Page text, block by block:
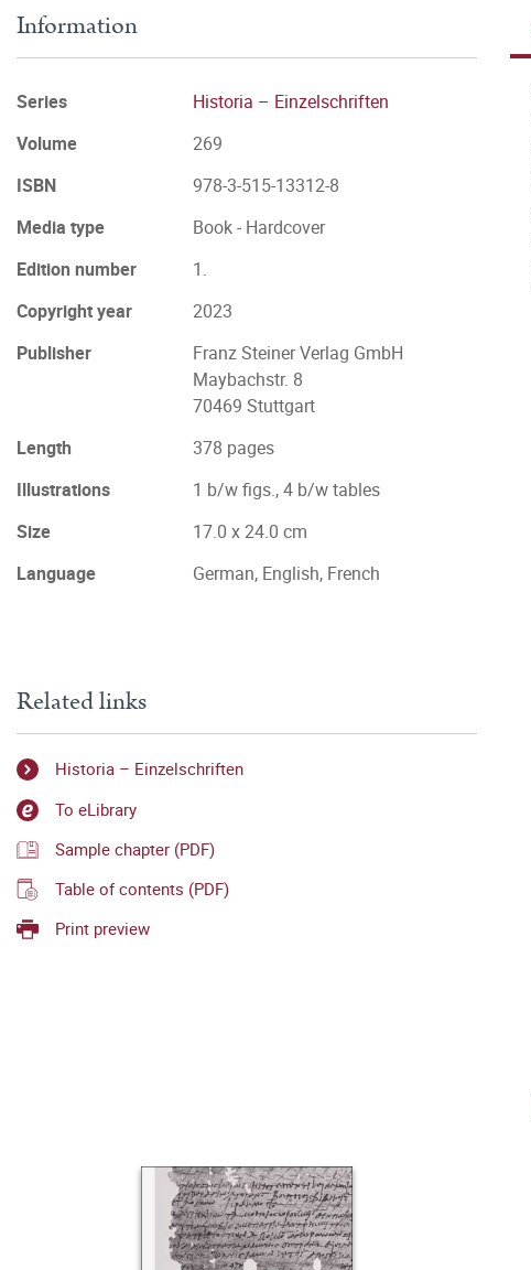
Information
Series
Historia – Einzelschriften
Volume
269
ISBN
978-3-515-13312-8
Media type
Book - Hardcover
Edition number
1.
Copyright year
2023
Publisher
Franz Steiner Verlag GmbH
Maybachstr. 8
70469 Stuttgart
Length
378 pages
Illustrations
1 b/w figs., 4 b/w tables
Size
17.0 x 24.0 cm
Language
German, English, French
Related links
Historia – Einzelschriften
To eLibrary
Sample chapter (PDF)
Table of contents (PDF)
Print preview